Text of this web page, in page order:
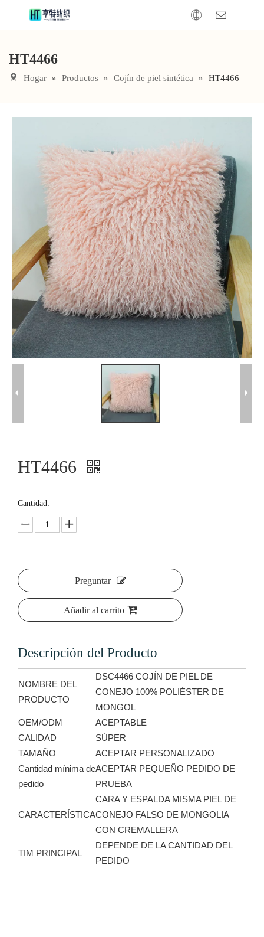
HT4466
Hogar » Productos » Cojín de piel sintética » HT4466
HT4466
Cantidad:
Preguntar
Añadir al carrito
Descripción del Producto
NOMBRE DEL
PRODUCTO
DSC4466 COJÍN DE PIEL DE
CONEJO 100% POLIÉSTER DE
MONGOL
OEM/ODM
ACEPTABLE
CALIDAD
SÚPER
TAMAÑO
ACEPTAR PERSONALIZADO
Cantidad mínima de
pedido
ACEPTAR PEQUEÑO PEDIDO DE
PRUEBA
CARACTERÍSTICA
CARA Y ESPALDA MISMA PIEL DE
CONEJO FALSO DE MONGOLIA
CON CREMALLERA
TIM PRINCIPAL
DEPENDE DE LA CANTIDAD DEL
PEDIDO